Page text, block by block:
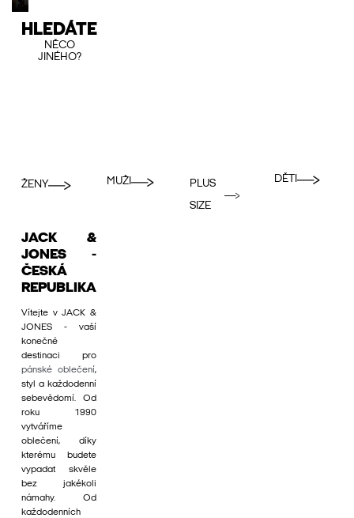
HLEDÁTE
NĚCO
JINÉHO?
ŽENY MUŽI
PLUS
SIZE
DĚTI
JACK &
JONES -
ČESKÁ
REPUBLIKA
Vítejte v JACK &
JONES - vaší
konečné
destinaci pro
pánské oblečení,
styl a každodenní
sebevědomí. Od
roku 1990
vytváříme
oblečení, díky
kterému budete
vypadat skvěle
bez jakékoli
námahy. Od
každodenních